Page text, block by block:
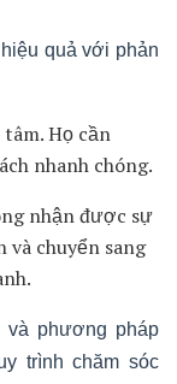
khách hàng.
chăm sóc khách
viên.
về: